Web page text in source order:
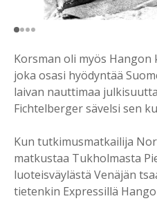
Korsman oli myös
joka osasi hyödyntää
laivan nauttimaa
Fichtelberger sävelsi sen
Kun tutkimusmatkailija
matkustaa Tukholmasta
luoteisväylästä Venäjän
tietenkin Expressillä